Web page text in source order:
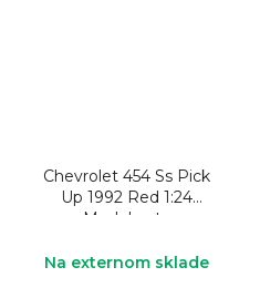
Chevrolet 454 Ss Pick
Up 1992 Red 1:24
Model auta
Na externom sklade